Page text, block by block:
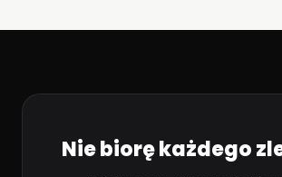
Nie biorę każdego